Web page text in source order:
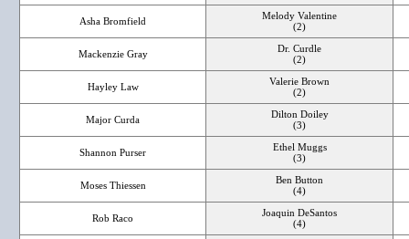
Asha Bromfield
Melody Valentine
(2)
Mackenzie Gray
Dr. Curdle
(2)
Hayley Law
Valerie Brown
(2)
Major Curda
Dilton Doiley
(3)
Shannon Purser
Ethel Muggs
(3)
Moses Thiessen
Ben Button
(4)
Rob Raco
Joaquin DeSantos
(4)